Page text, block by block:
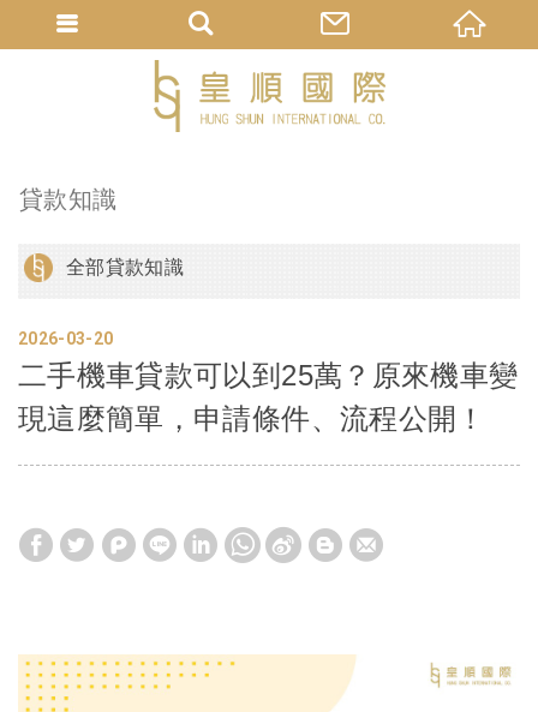
貸款知識
全部貸款知識
20
03
2026
二手機車貸款可以到25萬？原來機車變
現這麼簡單，申請條件、流程公開！